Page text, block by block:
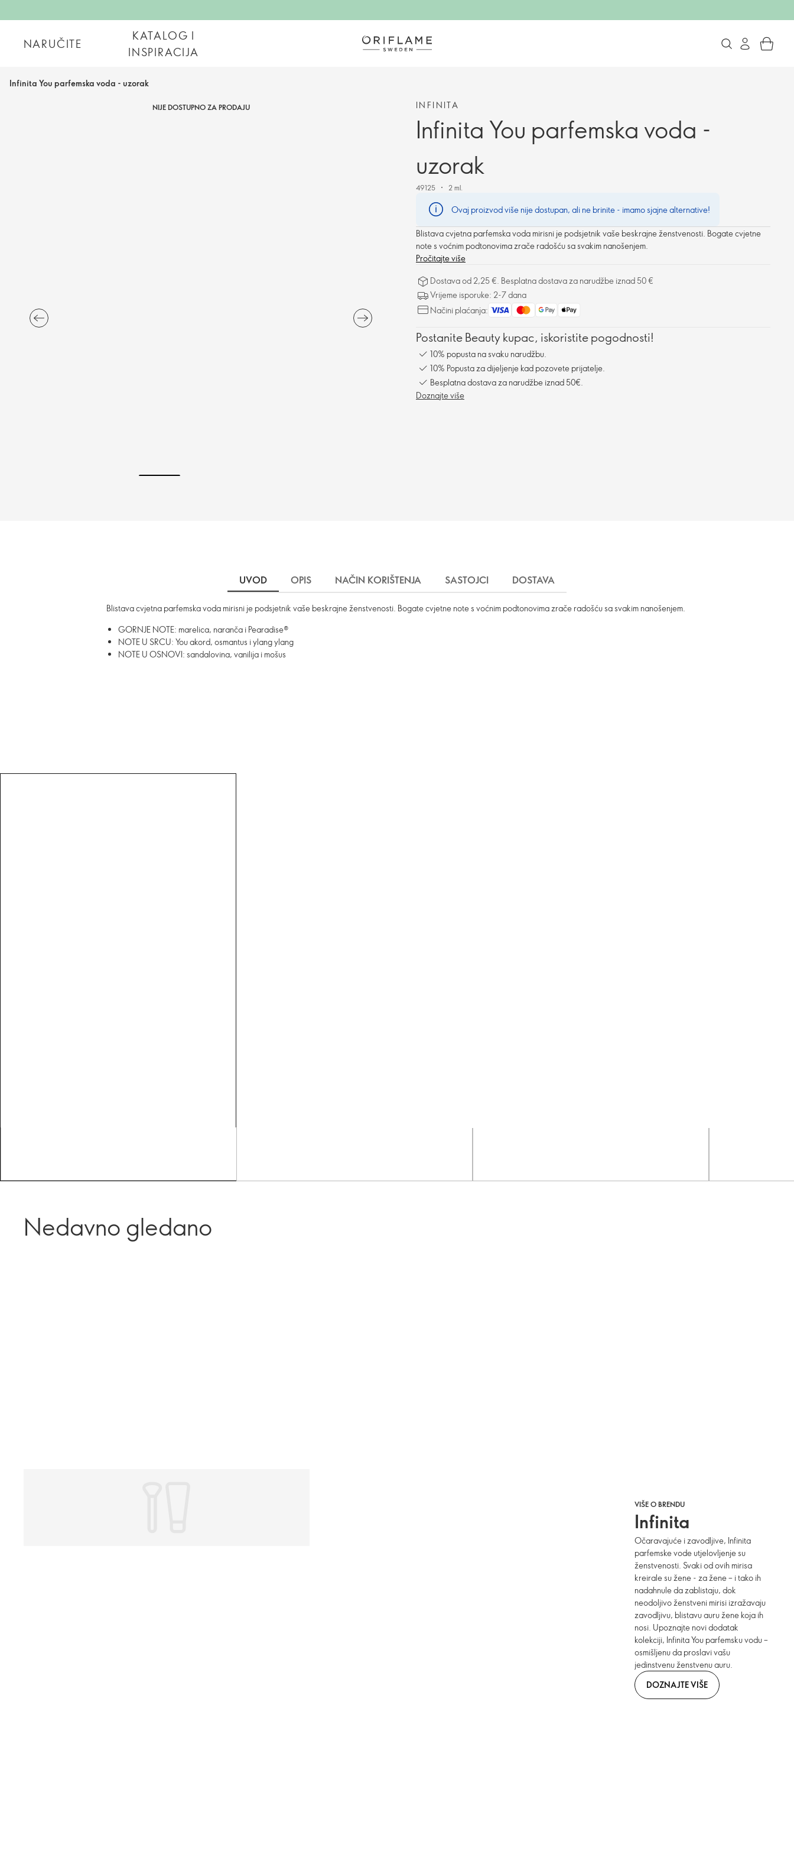
NARUČITE
KATALOG I
INSPIRACIJA
Infinita You parfemska voda - uzorak
NIJE DOSTUPNO ZA PRODAJU INFINITA
Infinita You parfemska voda -
uzorak
49125 2 ml.
Ovaj proizvod više nije dostupan, ali ne brinite - imamo sjajne alternative!
Blistava cvjetna parfemska voda mirisni je podsjetnik vaše beskrajne ženstvenosti. Bogate cvjetne
note s voćnim podtonovima zrače radošću sa svakim nanošenjem.
Pročitajte više
Dostava od 2,25 €. Besplatna dostava za narudžbe iznad 50 €
Vrijeme isporuke: 2-7 dana
Načini plaćanja:
Postanite Beauty kupac, iskoristite pogodnosti!
10% popusta na svaku narudžbu.
10% Popusta za dijeljenje kad pozovete prijatelje.
Besplatna dostava za narudžbe iznad 50€.
Doznajte više
UVOD OPIS NAČIN KORIŠTENJA SASTOJCI DOSTAVA
Blistava cvjetna parfemska voda mirisni je podsjetnik vaše beskrajne ženstvenosti. Bogate cvjetne note s voćnim podtonovima zrače radošću sa svakim nanošenjem.
GORNJE NOTE: marelica, naranča i Pearadise®
NOTE U SRCU: You akord, osmantus i ylang ylang
NOTE U OSNOVI: sandalovina, vanilija i mošus
Nedavno gledano
VIŠE O BRENDU
Infinita
Očaravajuće i zavodljive, Infinita
parfemske vode utjelovljenje su
ženstvenosti. Svaki od ovih mirisa
kreirale su žene - za žene – i tako ih
nadahnule da zablistaju, dok
neodoljivo ženstveni mirisi izražavaju
zavodljivu, blistavu auru žene koja ih
nosi. Upoznajte novi dodatak
kolekciji, Infinita You parfemsku vodu –
osmišljenu da proslavi vašu
jedinstvenu ženstvenu auru.
DOZNAJTE VIŠE